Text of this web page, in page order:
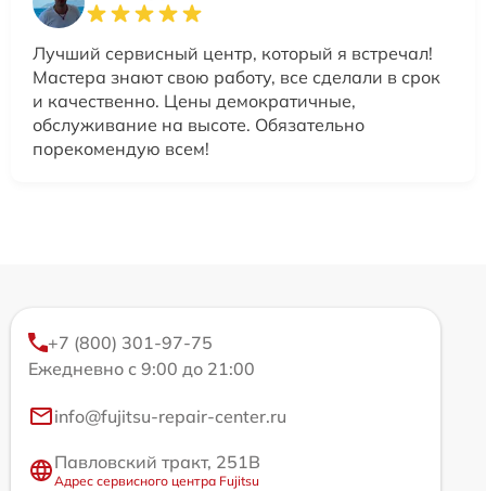
Лучший сервисный центр, который я встречал!
Мастера знают свою работу, все сделали в срок
и качественно. Цены демократичные,
обслуживание на высоте. Обязательно
порекомендую всем!
+7 (800) 301-97-75
Ежедневно с 9:00 до 21:00
info@fujitsu-repair-center.ru
Павловский тракт, 251В
Адрес сервисного центра Fujitsu